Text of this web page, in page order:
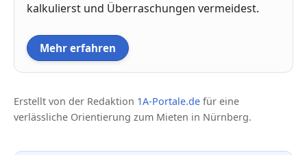
kalkulierst und Überraschungen vermeidest.
Mehr erfahren
Erstellt von der Redaktion 1A-Portale.de für eine
verlässliche Orientierung zum Mieten in Nürnberg.